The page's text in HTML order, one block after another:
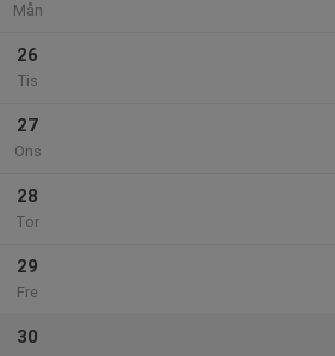
Mån
26
Tis
27
Ons
28
Tor
29
Fre
30